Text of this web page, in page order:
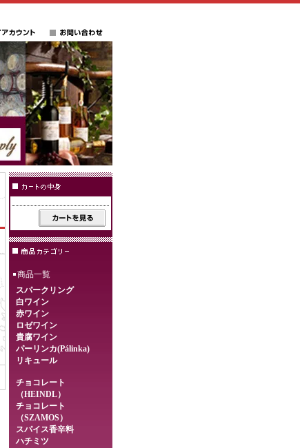
商品一覧
スパークリング
白ワイン
赤ワイン
ロゼワイン
貴腐ワイン
パーリンカ(Pálinka)
リキュール
チョコレート
（HEINDL）
チョコレート
（SZAMOS）
スパイス香辛料
ハチミツ